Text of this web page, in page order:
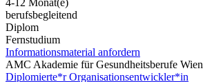
4-12 Monat(e)
berufsbegleitend
Diplom
Fernstudium
Informationsmaterial anfordern
AMC Akademie für Gesundheitsberufe Wien
Diplomierte*r Organisationsentwickler*in